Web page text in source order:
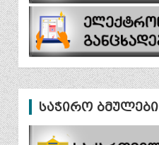
საჭირო ბმულები